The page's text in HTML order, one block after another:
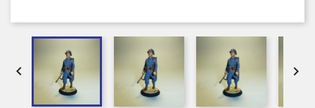
 